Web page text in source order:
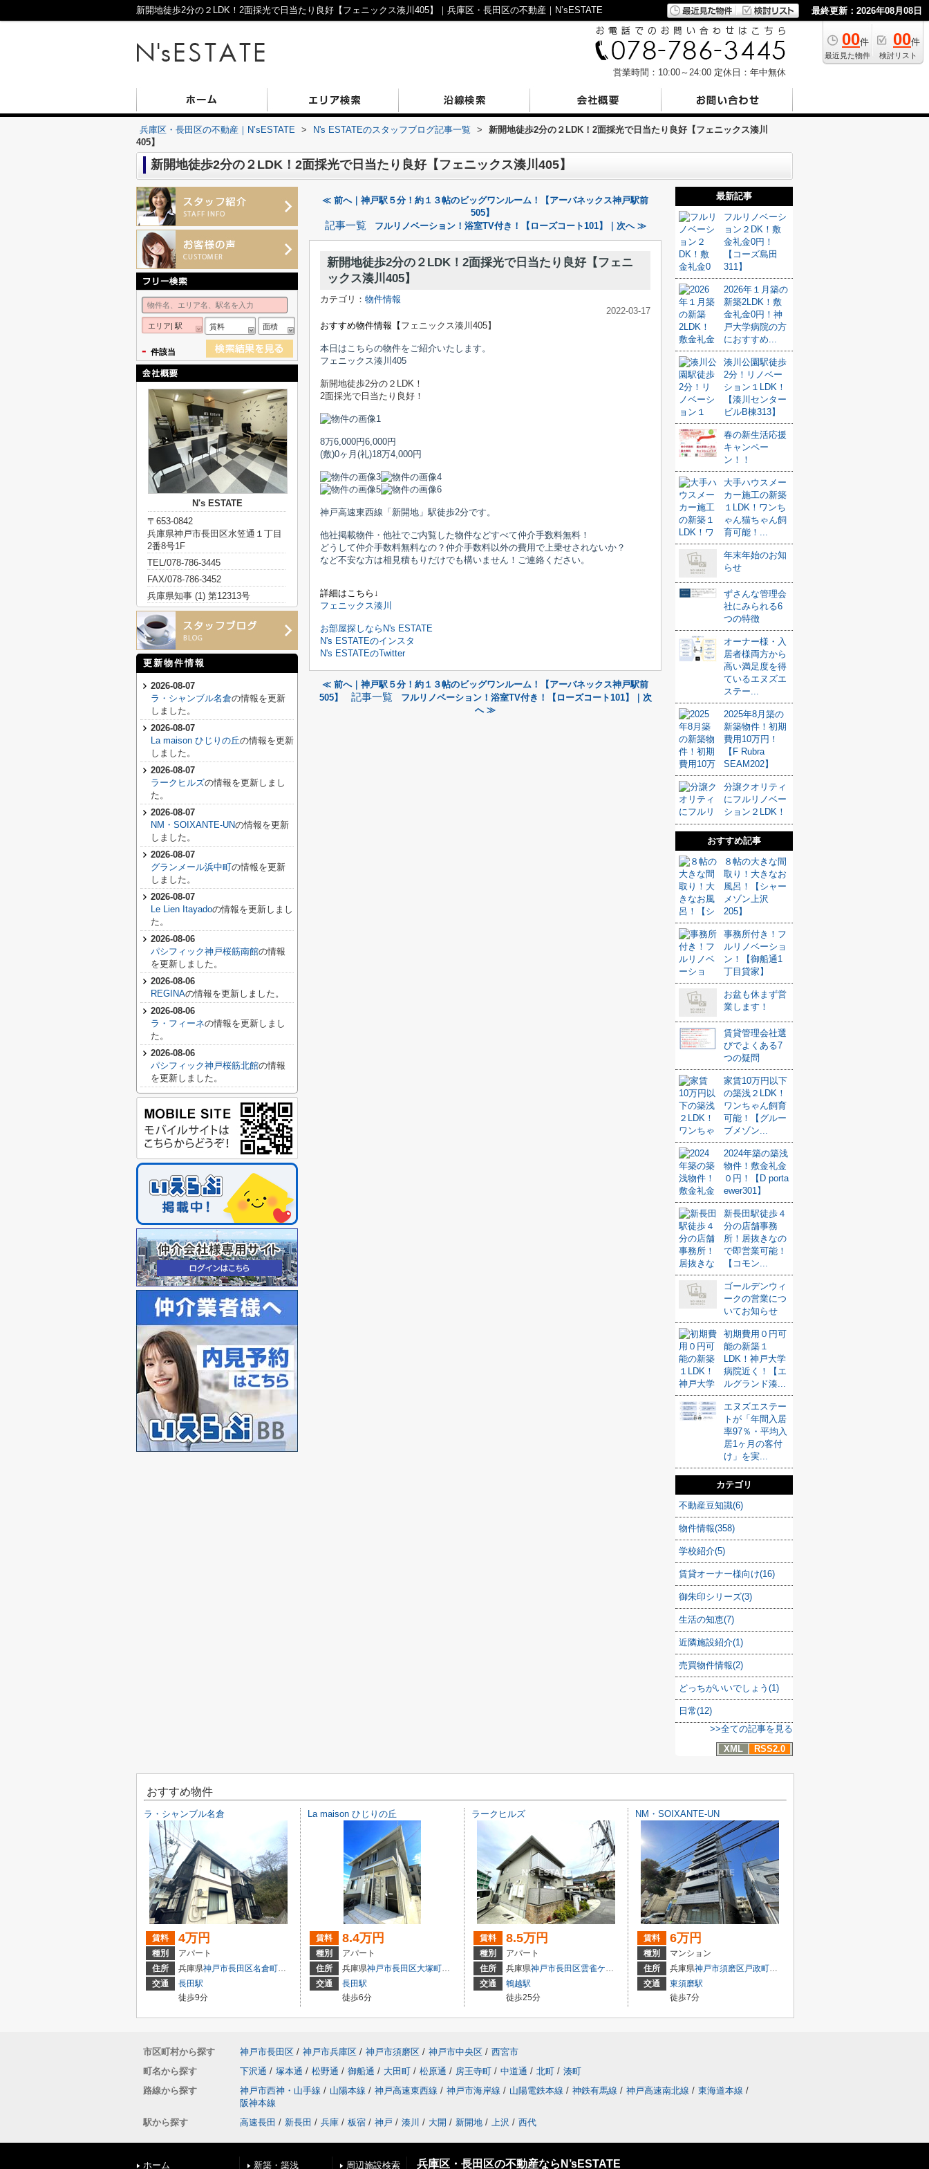
新開地徒歩2分の２LDK！2面採光で日当たり良好【フェニックス湊川405】｜兵庫区・長田区の不動産｜N’sESTATE 最終更新：2026年08月08日
00件
最近見た物件
00件
検討リスト
営業時間：10:00～24:00 定休日：年中無休
兵庫区・長田区の不動産｜N’sESTATE > N's ESTATEのスタッフブログ記事一覧 >
新開地徒歩2分の２LDK！2面採光で日当たり良好【フェニックス湊川
405】
新開地徒歩2分の２LDK！2面採光で日当たり良好【フェニックス湊川405】
≪ 前へ｜神戸駅５分！約１３帖のビッグワンルーム！【アーバネックス神戸駅前
505】
記事一覧 フルリノベーション！浴室TV付き！【ローズコート101】｜次へ ≫
新開地徒歩2分の２LDK！2面採光で日当たり良好【フェニ
ックス湊川405】
カテゴリ： 物件情報
2022-03-17
おすすめ物件情報【 フェニックス湊川 405】
本日はこちらの物件をご紹介いたします。
フェニックス湊川 405
新開地徒歩2分の２LDK！
2面採光で日当たり良好！
8万6,000円6,000円
(敷)0ヶ月 (礼)18万4,000円
神戸高速東西線「新開地」駅徒歩2分です。
他社掲載物件・他社でご内覧した物件などすべて仲介手数料無料！
どうして仲介手数料無料なの？仲介手数料以外の費用で上乗せされないか？
など不安な方は相見積もりだけでも構いません！ご連絡ください。
詳細はこちら↓
フェニックス湊川
お部屋探しならN's ESTATE
N's ESTATEのインスタ
N's ESTATEのTwitter
≪ 前へ｜神戸駅５分！約１３帖のビッグワンルーム！【アーバネックス神戸駅前
505】
記事一覧
フルリノベーション！浴室TV付き！【ローズコート101】｜次
へ ≫
最新記事
フルリノベーシ
ョン２DK！敷
金礼金0円！
【コーズ島田
311】
2026年１月築の
新築2LDK！敷
金礼金0円！神
戸大学病院の方
におすすめ...
湊川公園駅徒歩
2分！リノベー
ション１LDK！
【湊川センター
ビルB棟313】
春の新生活応援
キャンペー
ン！！
大手ハウスメー
カー施工の新築
１LDK！ワンち
ゃん猫ちゃん飼
育可能！...
年末年始のお知
らせ
ずさんな管理会
社にみられる6
つの特徴
オーナー様・入
居者様両方から
高い満足度を得
ているエヌズエ
ステー...
2025年8月築の
新築物件！初期
費用10万円！
【F Rubra
SEAM202】
分譲クオリティ
にフルリノベー
ション２LDK！
おすすめ記事
８帖の大きな間
取り！大きなお
風呂！【シャー
メゾン上沢
205】
事務所付き！フ
ルリノベーショ
ン！【御船通1
丁目貸家】
お盆も休まず営
業します！
賃貸管理会社選
びでよくある7
つの疑問
家賃10万円以下
の築浅２LDK！
ワンちゃん飼育
可能！【グルー
ブメゾン...
2024年築の築浅
物件！敷金礼金
０円！【D porta
ewer301】
新長田駅徒歩４
分の店舗事務
所！居抜きなの
で即営業可能！
【コモン...
ゴールデンウィ
ークの営業につ
いてお知らせ
初期費用０円可
能の新築１
LDK！神戸大学
病院近く！【エ
ルグランド湊...
エヌズエステー
トが「年間入居
率97％・平均入
居1ヶ月の客付
け」を実...
カテゴリ
不動産豆知識(6)
物件情報(358)
学校紹介(5)
賃貸オーナー様向け(16)
御朱印シリーズ(3)
生活の知恵(7)
近隣施設紹介(1)
売買物件情報(2)
どっちがいいでしょう(1)
日常(12)
>>全ての記事を見る
XML
RSS2.0
エリア| 駅 賃料 面積
- 件該当
N's ESTATE
〒653-0842
兵庫県神戸市長田区水笠通１丁目
2番8号1F
TEL/078-786-3445
FAX/078-786-3452
兵庫県知事 (1) 第12313号
更新物件情報
2026-08-07
ラ・シャンブル名倉の情報を更新
しました。
2026-08-07
La maison ひじりの丘の情報を更新
しました。
2026-08-07
ラークヒルズの情報を更新しまし
た。
2026-08-07
NM・SOIXANTE-UNの情報を更新
しました。
2026-08-07
グランメール浜中町の情報を更新
しました。
2026-08-07
Le Lien Itayadoの情報を更新しまし
た。
2026-08-06
パシフィック神戸桜筋南館の情報
を更新しました。
2026-08-06
REGINAの情報を更新しました。
2026-08-06
ラ・フィーネの情報を更新しまし
た。
2026-08-06
パシフィック神戸桜筋北館の情報
を更新しました。
おすすめ物件
ラ・シャンブル名倉
賃料 4万円
種別
アパート
住所
兵庫県神戸市長田区名倉町１丁目
交通
長田駅
徒歩9分
La maison ひじりの丘
賃料 8.4万円
種別
アパート
住所
兵庫県神戸市長田区大塚町１丁目
交通
長田駅
徒歩6分
ラークヒルズ
賃料 8.5万円
種別
アパート
住所
兵庫県神戸市長田区雲雀ケ丘
２丁目
交通
鵯越駅
徒歩25分
NM・SOIXANTE-UN
賃料 6万円
種別
マンション
住所
兵庫県神戸市須磨区 戸政町１丁目
交通
東須磨駅
徒歩7分
市区町村から探す 神戸市長田区 / 神戸市兵庫区 / 神戸市須磨区 / 神戸市中央区 / 西宮市
町名から探す
下沢通 / 塚本通 / 松野通 / 御船通 / 大田町 / 松原通 / 房王寺町 / 中道通 / 北町 / 湊町
路線から探す
神戸市西神・山手線 / 山陽本線 / 神戸高速東西線 / 神戸市海岸線 / 山陽電鉄本線 / 神鉄有馬線 / 神戸高速南北線 / 東海道本線 /
阪神本線
駅から探す
高速長田 / 新長田 / 兵庫 / 板宿 / 神戸 / 湊川 / 大開 / 新開地 / 上沢 / 西代
ホーム 新築・築浅 周辺施設検索 兵庫区・長田区の不動産ならN’sESTATE